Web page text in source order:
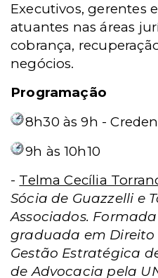
Executivos, gerentes
atuantes nas áreas
cobrança,
negócios.
Programação
8h30 às 9h -
9h às 10h10
- Telma Cecília
Sócia de Guazzelli e
Associados.
graduada em Direito
Gestão Estratégica
de Advocacia pela